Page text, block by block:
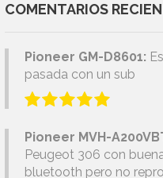
COMENTARIOS
Pioneer GM-D8601:
pasada con un sub
Pioneer MVH-
Peugeot 306 con
bluetooth pero no